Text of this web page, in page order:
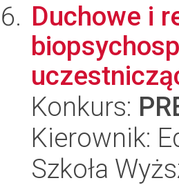
Duchowe i
Konkurs:
Kierownik:
Szkoła